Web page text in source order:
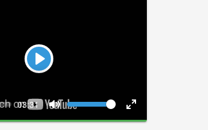
Play
Current
time
03:31
Mute
Volume
Fullscreen